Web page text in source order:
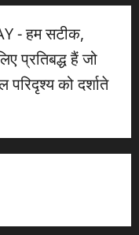
- हम सटीक,
प्रतिबद्ध हैं जो
को दर्शाते